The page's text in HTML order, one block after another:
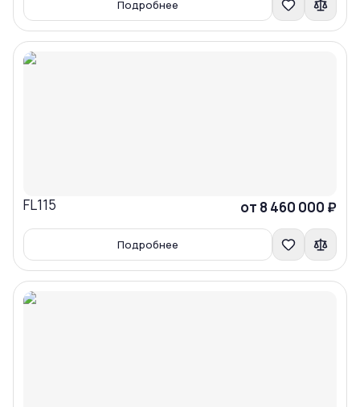
Подробнее
FL115 от 8 460 000 ₽
Подробнее
Сравнить